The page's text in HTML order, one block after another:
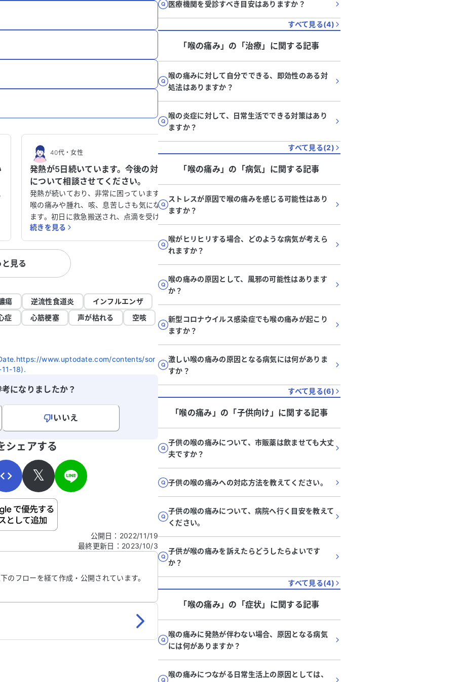
40代・女性
発熱が5日続いています。今後の対応
について相談させてください。
発熱が続いており、非常に困っています。
喉の痛みや腫れ、咳、息苦しさも気になり
ます。初日に救急搬送され、点滴を受けま
したが、コロナとインフルエンザは陰性で
した。処方された薬を飲みましたが、熱は
完全には下がらず、時折落ち着くこともあ
りますが、再び上がることがあります。 3
日目にかかりつけ医を受診し、問診と胸の
音を確認したあと、薬をもらいました。4
日目の朝は36度台後半まで下がったため
仕事に行きましたが、午後には再び熱が上
がり、帰宅しました。解熱剤を使用して対
があります。この状況でどのように対処す
ればよいのか、アドバイスをいただけると
助かります。症状が改善せず、悪化してい
いです。
続きを見る
20代・男性
腹痛、色の濃い尿、喉の痛みが続い
い。
と考えています。性病や尿道炎の検査を受
な鼻水が続いています。また、睾丸にゾワ
ゾワした感覚が走ることもあります。 血液
検査では肝炎は否定され、精巣や腎臓のエ
コー検査でも問題は見つかりませんでし
痢が収まりません。 肝臓の薬を服用する
るのかもしれません。どのように対処すれ
ばよいのか、アドバイスをいただけると助
続きを見る
見る
瘍 逆流性食道炎
インフルエンザ
症
心筋梗塞 声が枯れる 空咳
www.uptodate.com/contents/sor
18).
になりましたか？
いいえ
身の病気の詳細などの個人情報は入れないでくだ
シェアする
𝕏
公開日 ： 2022/11/19
最終更新日 ： 2023/10/3
のフローを経て作成・公開されています。
医療機関を受診すべき目安はありますか？
すべて見る(4)
「喉の痛み」 の「治療」に関する記事
喉の痛みに対して自分でできる、即効性のある対
処法はありますか？
喉の炎症に対して、日常生活でできる対策はあり
ますか？
すべて見る(2)
「喉の痛み」 の「病気」に関する記事
ストレスが原因で喉の痛みを感じる可能性はあり
ますか？
喉がヒリヒリする場合、どのような病気が考えら
れますか？
喉の痛みの原因として、風邪の可能性はあります
か？
新型コロナウイルス感染症でも喉の痛みが起こり
ますか？
激しい喉の痛みの原因となる病気には何がありま
すか？
すべて見る(6)
「喉の痛み」 の「子供向け 」に関する記事
子供の喉の痛みについて、市販薬は飲ませても大丈
夫ですか？
子供の喉の痛みへの対応方法を教えてください。
子供の喉の痛みについて、病院へ行く目安を教えて
ください。
子供が喉の痛みを訴えたらどうしたらよいです
か？
すべて見る(4)
「喉の痛み」 の「症状」に関する記事
喉の痛みに発熱が伴わない場合、原因となる病気
には何がありますか？
喉の痛みにつながる日常生活上の原因としては、